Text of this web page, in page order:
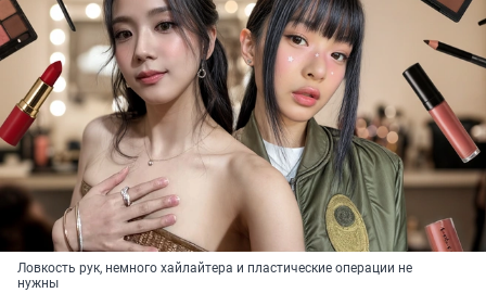
Ловкость рук, немного хайлайтера и пластические операции не
нужны